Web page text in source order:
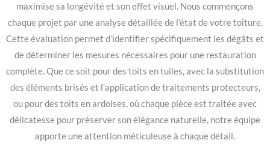
maximise sa longévité et son effet visuel. Nous commençons
chaque projet par une analyse détaillée de l’état de votre toiture.
Cette évaluation permet d’identifier spécifiquement les dégâts et
de déterminer les mesures nécessaires pour une restauration
complète. Que ce soit pour des toits en tuiles, avec la substitution
des éléments brisés et l’application de traitements protecteurs,
ou pour des toits en ardoises, où chaque pièce est traitée avec
délicatesse pour préserver son élégance naturelle, notre équipe
apporte une attention méticuleuse à chaque détail.